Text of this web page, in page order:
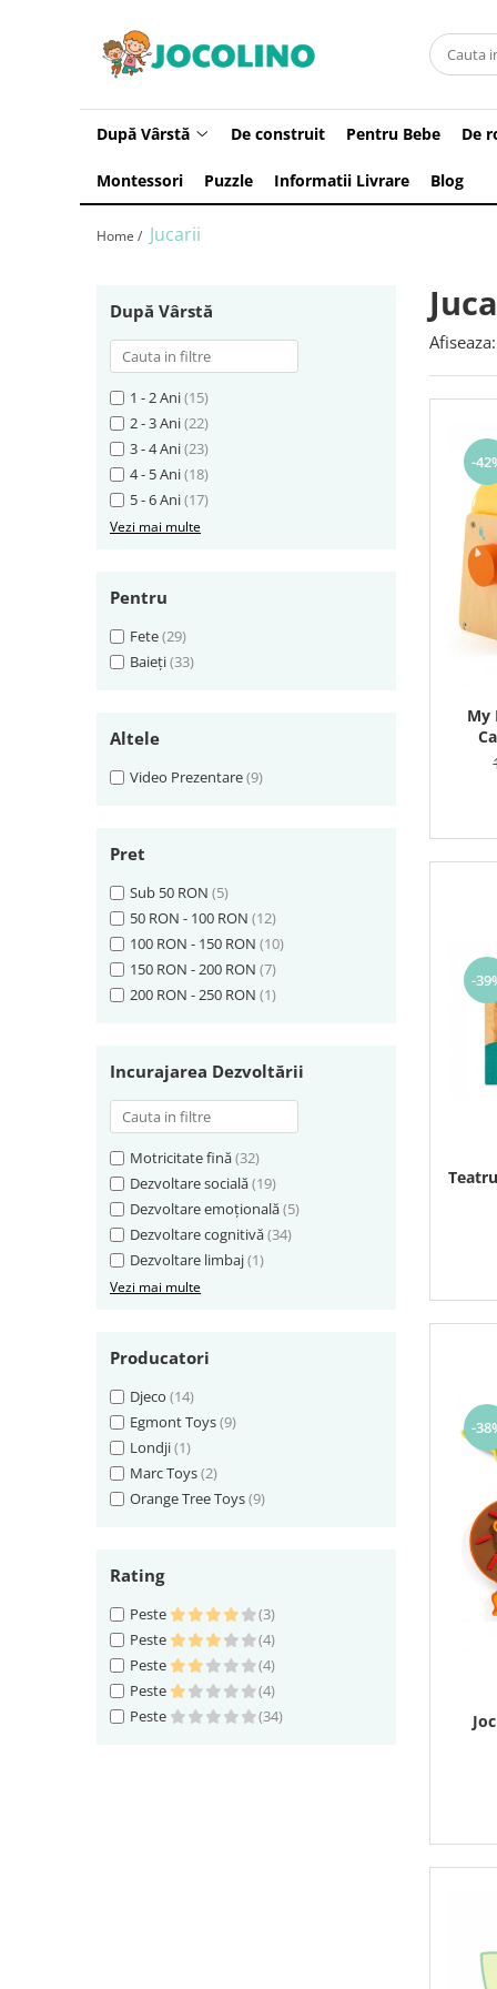
După Vârstă
După Vârstă De construit Pentru Bebe De
Montessori Puzzle Informatii Livrare Blog
Home / Jucarii
După Vârstă
1 - 2 Ani(15)
2 - 3 Ani(22)
3 - 4 Ani(23)
4 - 5 Ani(18)
5 - 6 Ani(17)
Vezi mai multe
Pentru
Fete(29)
Baieți(33)
Altele
Video Prezentare(9)
Pret
Sub 50 RON (5)
50 RON - 100 RON (12)
100 RON - 150 RON (10)
150 RON - 200 RON (7)
200 RON - 250 RON (1)
Incurajarea Dezvoltării
Motricitate fină(32)
Dezvoltare socială(19)
Dezvoltare emoțională(5)
Dezvoltare cognitivă(34)
Dezvoltare limbaj(1)
Vezi mai multe
Producatori
Djeco (14)
Egmont Toys(9)
Londji(1)
Marc Toys(2)
Orange Tree Toys(9)
Rating
Peste
(3)
Peste
(4)
Peste
(4)
Peste
(4)
Peste
(34)
Afiseaza:
-
My
-
-